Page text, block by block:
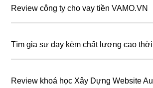
Review công ty cho vay tiền VAMO.VN
Tìm gia sư dạy kèm chất lượng cao
Review khoá học Xây Dựng Website